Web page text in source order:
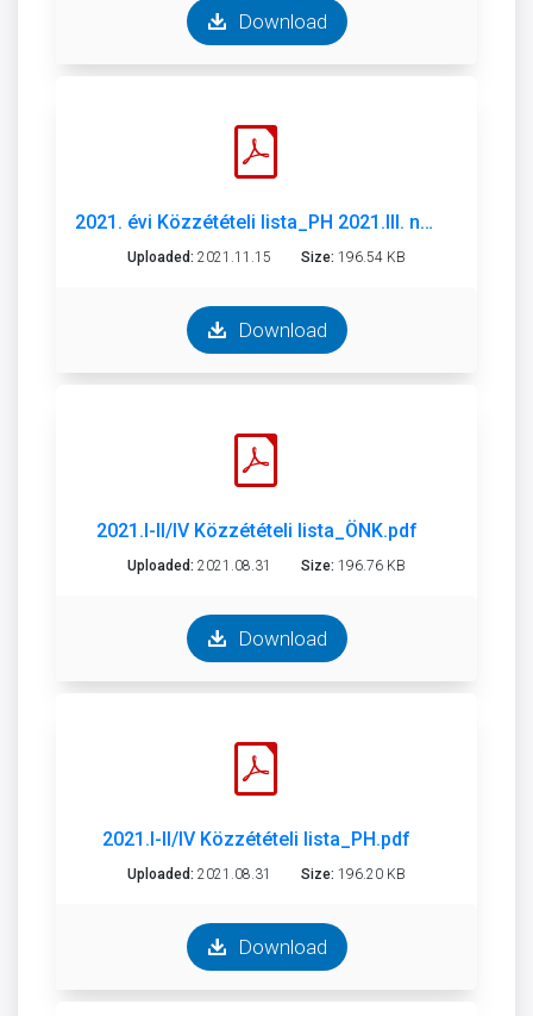
Download
2021. évi Közzétételi lista_PH 2021.III. negyedév.pdf
Uploaded: 2021.11.15 Size: 196.54 KB
Download
2021.I-II/IV Közzétételi lista_ÖNK.pdf
Uploaded: 2021.08.31 Size: 196.76 KB
Download
2021.I-II/IV Közzétételi lista_PH.pdf
Uploaded: 2021.08.31 Size: 196.20 KB
Download